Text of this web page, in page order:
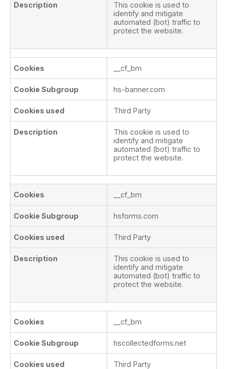
This cookie is used to
identify and mitigate
automated (bot) traffic to
protect the website.
__cf_bm
hs-banner.com
Third Party
This cookie is used to
identify and mitigate
automated (bot) traffic to
protect the website.
__cf_bm
hsforms.com
Third Party
This cookie is used to
identify and mitigate
automated (bot) traffic to
protect the website.
__cf_bm
hscollectedforms.net
Third Party